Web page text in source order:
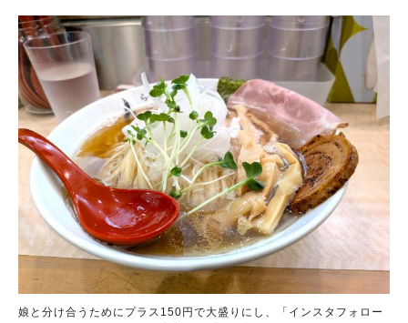
娘と分け合うためにプラス150円で大盛りにし、「インスタフォロー